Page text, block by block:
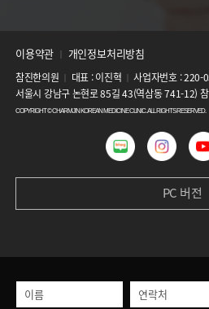
이용약관 개인정보처리방침
참진한의원 대표 : 이진혁
사업자번호 : 220-
서울시 강남구 논현로 85길 43(역삼동 741-12)
COPYRIGHT © CHARMJIN KOREAN MEDICINE CLINIC. ALL RIGHTS RESERVED.
PC 버전